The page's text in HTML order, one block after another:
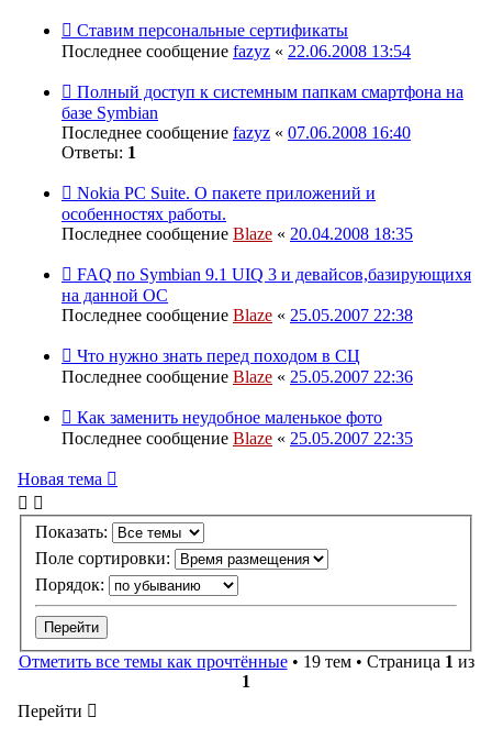
Ставим персональные сертификаты
Последнее сообщение fazyz « 22.06.2008 13:54
Полный доступ к системным папкам смартфона на
базе Symbian
Последнее сообщение fazyz « 07.06.2008 16:40
Ответы: 1
Nokia PC Suite. О пакете приложений и
особенностях работы.
Последнее сообщение Blaze « 20.04.2008 18:35
FAQ по Symbian 9.1 UIQ 3 и девайсов,базирующихя
на данной ОС
Последнее сообщение Blaze « 25.05.2007 22:38
Что нужно знать перед походом в СЦ
Последнее сообщение Blaze « 25.05.2007 22:36
Как заменить неудобное маленькое фото
Последнее сообщение Blaze « 25.05.2007 22:35
Новая тема
Показать:
Поле сортировки:
Порядок:
Отметить все темы как прочтённые• 19 тем • Страница 1 из
1
Перейти